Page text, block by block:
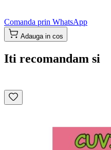
Comanda prin WhatsApp
Adauga in cos
Iti recomandam si